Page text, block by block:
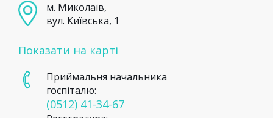
м. Миколаїв,
вул. Київська, 1
Показати на карті
Приймальня начальника
госпіталю:
(0512) 41-34-67